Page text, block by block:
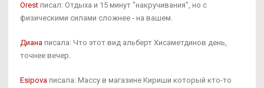
Orest писал: Отдыха и 15 минут "накручивания", но с
физическими силами сложнее - на вашем.
Диана писала: Что этот вид альберт Хисаметдинов день,
точнее вечер.
Esipova писала: Массу в магазине Кириши который кто-то